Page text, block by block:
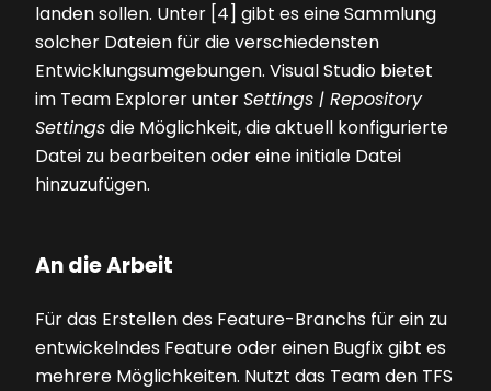
landen sollen. Unter [4] gibt es eine Sammlung
solcher Dateien für die verschiedensten
Entwicklungsumgebungen. Visual Studio bietet
im Team Explorer unterSettings | Repository
Settingsdie Möglichkeit, die aktuell konfigurierte
Datei zu bearbeiten oder eine initiale Datei
hinzuzufügen.
An die Arbeit
Für das Erstellen des Feature-Branchs für ein zu
entwickelndes Feature oder einen Bugfix gibt es
mehrere Möglichkeiten. Nutzt das Team den TFS